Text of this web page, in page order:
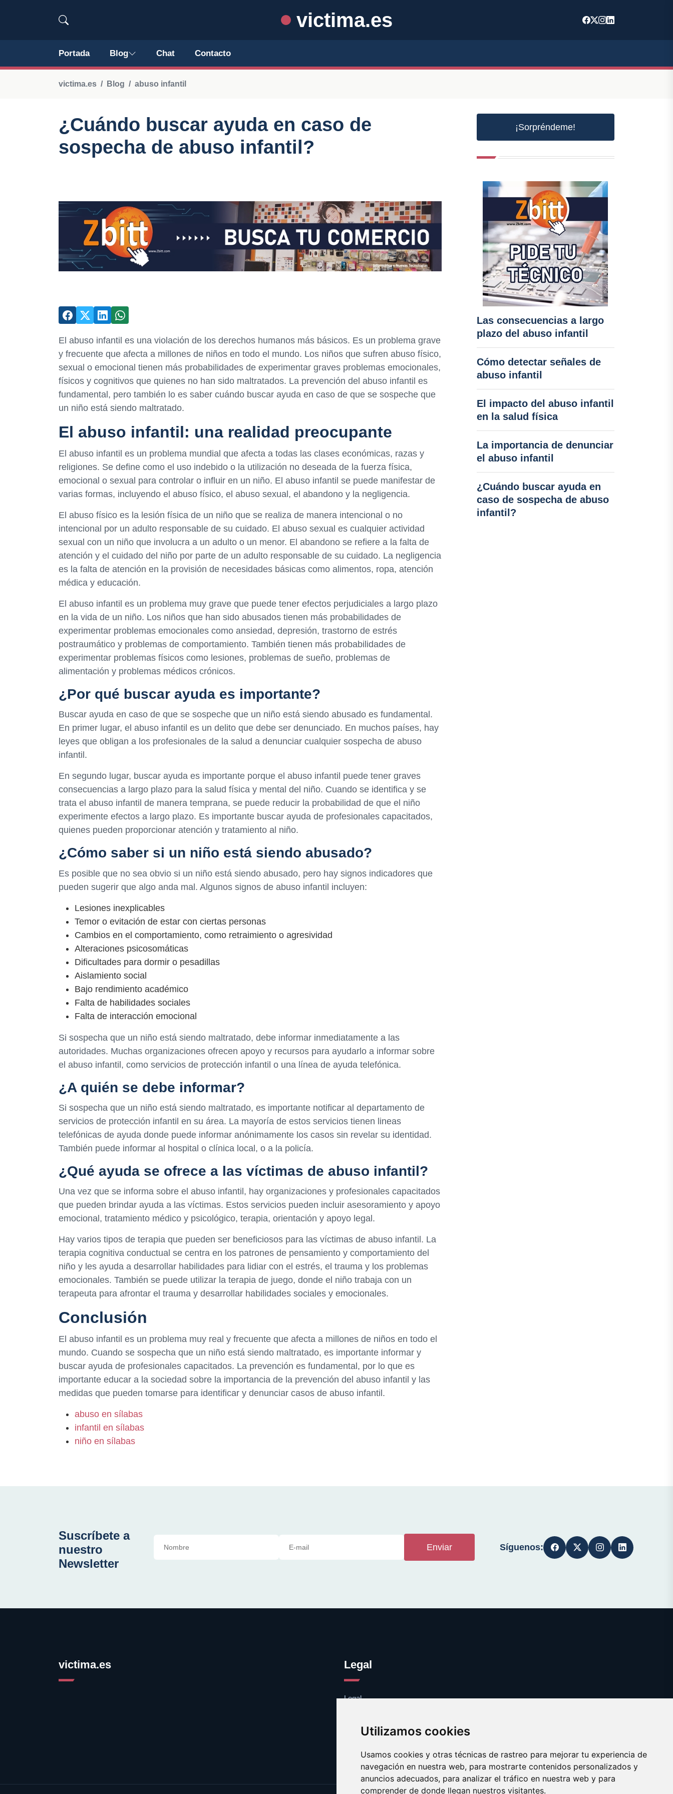
Utilizamos cookies
Usamos cookies y otras técnicas de rastreo para mejorar tu experiencia de
navegación en nuestra web, para mostrarte contenidos personalizados y
anuncios adecuados, para analizar el tráfico en nuestra web y para
comprender de donde llegan nuestros visitantes.
victima.es
Portada Blog Chat Contacto
victima.es Blog abuso infantil
¿Cuándo buscar ayuda en caso de
sospecha de abuso infantil?
El abuso infantil es una violación de los derechos humanos más básicos. Es un problema grave
y frecuente que afecta a millones de niños en todo el mundo. Los niños que sufren abuso físico,
sexual o emocional tienen más probabilidades de experimentar graves problemas emocionales,
físicos y cognitivos que quienes no han sido maltratados. La prevención del abuso infantil es
fundamental, pero también lo es saber cuándo buscar ayuda en caso de que se sospeche que
un niño está siendo maltratado.
El abuso infantil: una realidad preocupante
El abuso infantil es un problema mundial que afecta a todas las clases económicas, razas y
religiones. Se define como el uso indebido o la utilización no deseada de la fuerza física,
emocional o sexual para controlar o influir en un niño. El abuso infantil se puede manifestar de
varias formas, incluyendo el abuso físico, el abuso sexual, el abandono y la negligencia.
El abuso físico es la lesión física de un niño que se realiza de manera intencional o no
intencional por un adulto responsable de su cuidado. El abuso sexual es cualquier actividad
sexual con un niño que involucra a un adulto o un menor. El abandono se refiere a la falta de
atención y el cuidado del niño por parte de un adulto responsable de su cuidado. La negligencia
es la falta de atención en la provisión de necesidades básicas como alimentos, ropa, atención
médica y educación.
El abuso infantil es un problema muy grave que puede tener efectos perjudiciales a largo plazo
en la vida de un niño. Los niños que han sido abusados tienen más probabilidades de
experimentar problemas emocionales como ansiedad, depresión, trastorno de estrés
postraumático y problemas de comportamiento. También tienen más probabilidades de
experimentar problemas físicos como lesiones, problemas de sueño, problemas de
alimentación y problemas médicos crónicos.
¿Por qué buscar ayuda es importante?
Buscar ayuda en caso de que se sospeche que un niño está siendo abusado es fundamental.
En primer lugar, el abuso infantil es un delito que debe ser denunciado. En muchos países, hay
leyes que obligan a los profesionales de la salud a denunciar cualquier sospecha de abuso
infantil.
En segundo lugar, buscar ayuda es importante porque el abuso infantil puede tener graves
consecuencias a largo plazo para la salud física y mental del niño. Cuando se identifica y se
trata el abuso infantil de manera temprana, se puede reducir la probabilidad de que el niño
experimente efectos a largo plazo. Es importante buscar ayuda de profesionales capacitados,
quienes pueden proporcionar atención y tratamiento al niño.
¿Cómo saber si un niño está siendo abusado?
Es posible que no sea obvio si un niño está siendo abusado, pero hay signos indicadores que
pueden sugerir que algo anda mal. Algunos signos de abuso infantil incluyen:
Lesiones inexplicables
Temor o evitación de estar con ciertas personas
Cambios en el comportamiento, como retraimiento o agresividad
Alteraciones psicosomáticas
Dificultades para dormir o pesadillas
Aislamiento social
Bajo rendimiento académico
Falta de habilidades sociales
Falta de interacción emocional
Si sospecha que un niño está siendo maltratado, debe informar inmediatamente a las
autoridades. Muchas organizaciones ofrecen apoyo y recursos para ayudarlo a informar sobre
el abuso infantil, como servicios de protección infantil o una línea de ayuda telefónica.
¿A quién se debe informar?
Si sospecha que un niño está siendo maltratado, es importante notificar al departamento de
servicios de protección infantil en su área. La mayoría de estos servicios tienen lineas
telefónicas de ayuda donde puede informar anónimamente los casos sin revelar su identidad.
También puede informar al hospital o clínica local, o a la policía.
¿Qué ayuda se ofrece a las víctimas de abuso infantil?
Una vez que se informa sobre el abuso infantil, hay organizaciones y profesionales capacitados
que pueden brindar ayuda a las víctimas. Estos servicios pueden incluir asesoramiento y apoyo
emocional, tratamiento médico y psicológico, terapia, orientación y apoyo legal.
Hay varios tipos de terapia que pueden ser beneficiosos para las víctimas de abuso infantil. La
terapia cognitiva conductual se centra en los patrones de pensamiento y comportamiento del
niño y les ayuda a desarrollar habilidades para lidiar con el estrés, el trauma y los problemas
emocionales. También se puede utilizar la terapia de juego, donde el niño trabaja con un
terapeuta para afrontar el trauma y desarrollar habilidades sociales y emocionales.
Conclusión
El abuso infantil es un problema muy real y frecuente que afecta a millones de niños en todo el
mundo. Cuando se sospecha que un niño está siendo maltratado, es importante informar y
buscar ayuda de profesionales capacitados. La prevención es fundamental, por lo que es
importante educar a la sociedad sobre la importancia de la prevención del abuso infantil y las
medidas que pueden tomarse para identificar y denunciar casos de abuso infantil.
abuso en sílabas
infantil en sílabas
niño en sílabas
¡Sorpréndeme!
Las consecuencias a largo
plazo del abuso infantil
Cómo detectar señales de
abuso infantil
El impacto del abuso infantil
en la salud física
La importancia de denunciar
el abuso infantil
¿Cuándo buscar ayuda en
caso de sospecha de abuso
infantil?
Suscríbete a
nuestro
Newsletter
Enviar Síguenos:
victima.es Legal
Legal
Contacto